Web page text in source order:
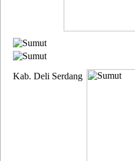
Kab. Deli Serdang